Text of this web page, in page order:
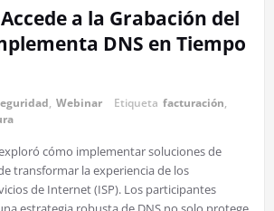
a la Grabación del
DNS en Tiempo
, Webinar Etiqueta facturación,
cómo implementar soluciones de
transformar la experiencia de los
de Internet (ISP). Los participantes